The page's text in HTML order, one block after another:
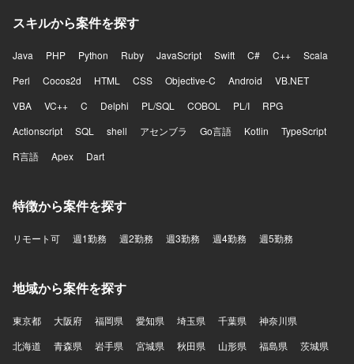
スキルから案件を探す
Java PHP Python Ruby JavaScript Swift C# C++
Scala
Perl
Cocos2d HTML CSS Objective-C Android
VB.NET
VBA
VC++ C Delphi PL/SQL COBOL PL/I
RPG
Actionscript
SQL shell アセンブラ Go言語 Kotlin
TypeScript
R言語
Apex Dart
特徴から案件を探す
リモート可 週1勤務 週2勤務 週3勤務 週4勤務 週5勤務
地域から案件を探す
東京都 大阪府 福岡県 愛知県 埼玉県 千葉県
神奈川県
北海道
青森県 岩手県 宮城県 秋田県 山形県 福島県 茨城県